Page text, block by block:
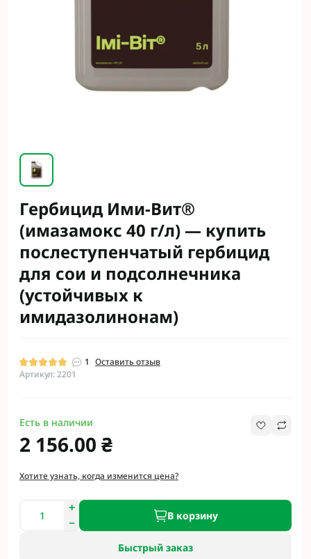
Гербицид Ими-Вит®
(имазамокс 40 г/л) — купить
послеступенчатый гербицид
для сои и подсолнечника
(устойчивых к
имидазолинонам)
1 Оставить отзыв
Артикул: 2201
Есть в наличии
2 156.00 ₴
Хотите узнать, когда изменится цена?
В корзину
Быстрый заказ